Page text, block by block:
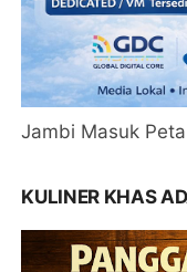
Jambi Masuk
KULINER KHAS